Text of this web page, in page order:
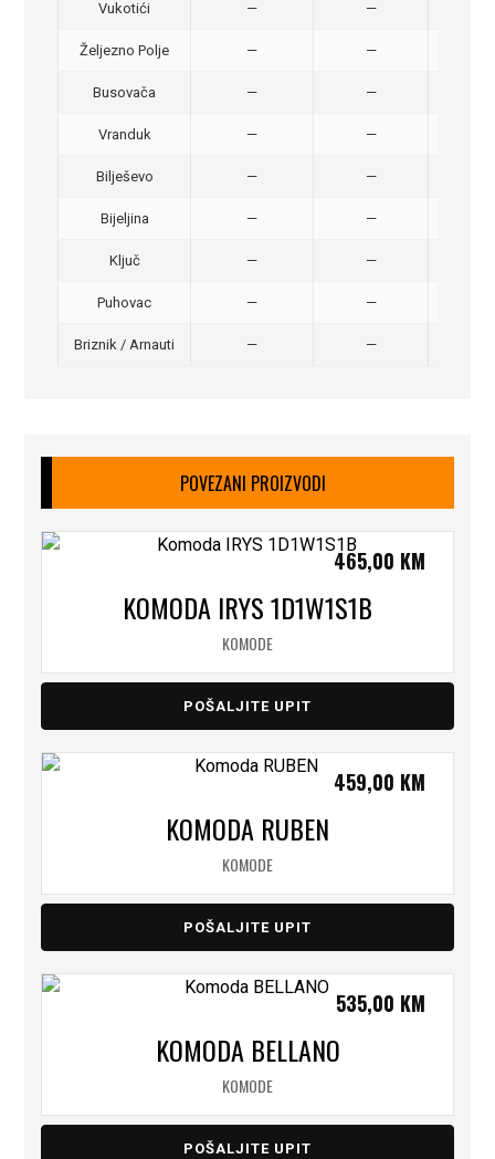
Vukotići — —
Željezno Polje — —
Busovača — —
Vranduk — —
Bilješevo — —
Bijeljina — —
Ključ — —
Puhovac — —
Briznik / Arnauti — —
POVEZANI PROIZVODI
KOMODA IRYS 1D1W1S1B
KOMODE
465,00 KM
POŠALJITE UPIT
KOMODA RUBEN
KOMODE
459,00 KM
POŠALJITE UPIT
KOMODA BELLANO
KOMODE
535,00 KM
POŠALJITE UPIT